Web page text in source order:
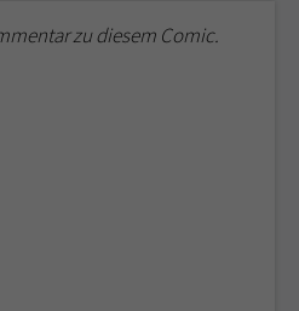
zu diesem Comic.